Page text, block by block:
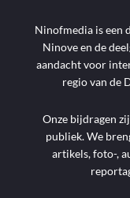
Ninofmedia is een
Ninove en de
aandacht voor
regio van de
Onze bijdragen
publiek. We
artikels, foto-,